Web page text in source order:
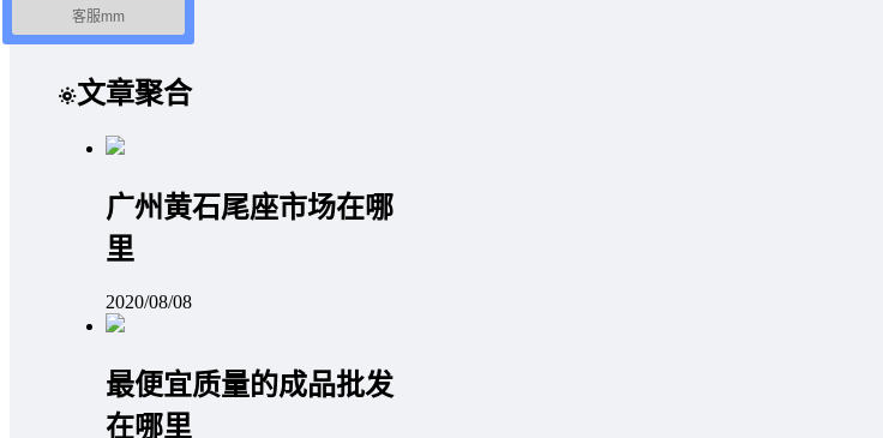
文章聚合
广州黄石尾座市场在哪
里
2020/08/08
最便宜质量的成品批发
在哪里
客服mm